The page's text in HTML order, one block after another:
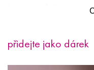
Jemná
přání. Pokud si přejete
“Text vzkazu” na stránce
přidejte jako dárek